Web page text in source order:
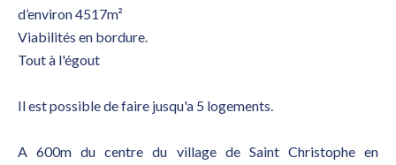
d’environ 4517m²
Viabilités en bordure.
Tout à l'égout
Il est possible de faire jusqu'a 5 logements.
A 600m du centre du village de Saint Christophe en